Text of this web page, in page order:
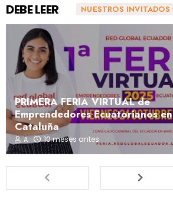
NUESTROS INVITADOS
DEBE LEER
PRIMERA FERIA VIRTUAL de
Emprendedores Ecuatorianos en
Cataluña
A 10 meses antes